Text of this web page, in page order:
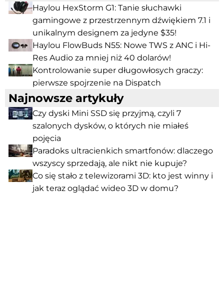
Haylou HexStorm G1: Tanie słuchawki
gamingowe z przestrzennym dźwiękiem 7.1 i
unikalnym designem za jedyne $35!
Haylou FlowBuds N55: Nowe TWS z ANC i Hi-
Res Audio za mniej niż 40 dolarów!
Kontrolowanie super długowłosych graczy:
pierwsze spojrzenie na Dispatch
Najnowsze artykuły
Czy dyski Mini SSD się przyjmą, czyli 7
szalonych dysków, o których nie miałeś
pojęcia
Paradoks ultracienkich smartfonów: dlaczego
wszyscy sprzedają, ale nikt nie kupuje?
Co się stało z telewizorami 3D: kto jest winny i
jak teraz oglądać wideo 3D w domu?